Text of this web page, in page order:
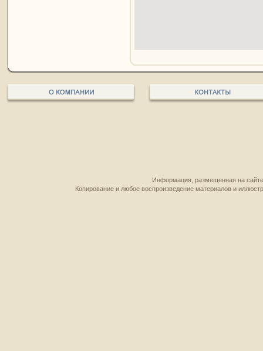
Информация, размещенная на
Копирование и любое воспроизведение материалов и